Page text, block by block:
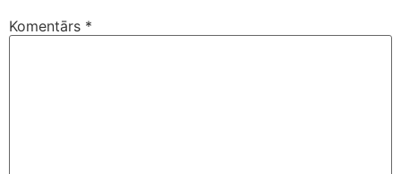
Komentārs *